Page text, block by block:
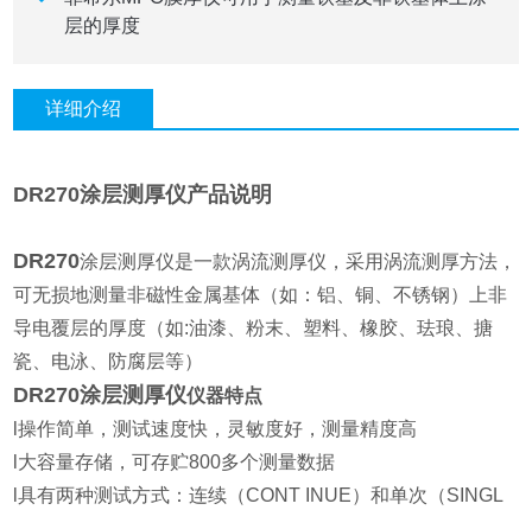
层的厚度
详细介绍
DR270涂层测厚仪产品说明
DR270涂层测厚仪是一款涡流测厚仪，采用涡流测厚方法，
可无损地测量非磁性金属基体（如：铝、铜、不锈钢）上非
导电覆层的厚度（如:油漆、粉末、塑料、橡胶、珐琅、搪
瓷、电泳、防腐层等）
DR270涂层测厚仪仪器特点
l操作简单，测试速度快，灵敏度好，测量精度高
l大容量存储，可存贮800多个测量数据
l具有两种测试方式：连续（CONT INUE）和单次（SINGL